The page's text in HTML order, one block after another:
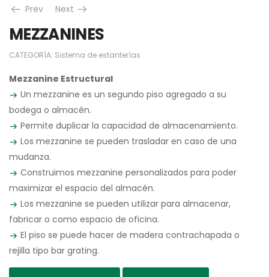
Prev
Next
MEZZANINES
CATEGORÍA: Sistema de estanterías
Mezzanine Estructural
Un mezzanine es un segundo piso agregado a su
bodega o almacén.
Permite duplicar la capacidad de almacenamiento.
Los mezzanine se pueden trasladar en caso de una
mudanza.
Construimos mezzanine personalizados para poder
maximizar el espacio del almacén.
Los mezzanine se pueden utilizar para almacenar,
fabricar o como espacio de oficina.
El piso se puede hacer de madera contrachapada o
rejilla tipo bar grating.